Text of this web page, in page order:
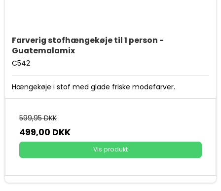
Farverig stofhængekøje til 1 person -
Guatemalamix
C542
Hængekøje i stof med glade friske modefarver.
599,95 DKK
499,00 DKK
Vis produkt